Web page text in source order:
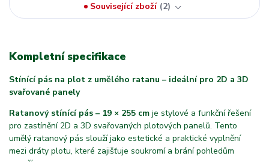
Související zboží 2
Kompletní specifikace
Stínící pás na plot z umělého ratanu – ideální pro 2D a 3D
svařované panely
Ratanový stínící pás – 19 × 255 cm je stylové a funkční řešení
pro zastínění 2D a 3D svařovaných plotových panelů. Tento
umělý ratanový pás slouží jako estetické a praktické vyplnění
mezi dráty plotu, které zajišťuje soukromí a brání pohledům